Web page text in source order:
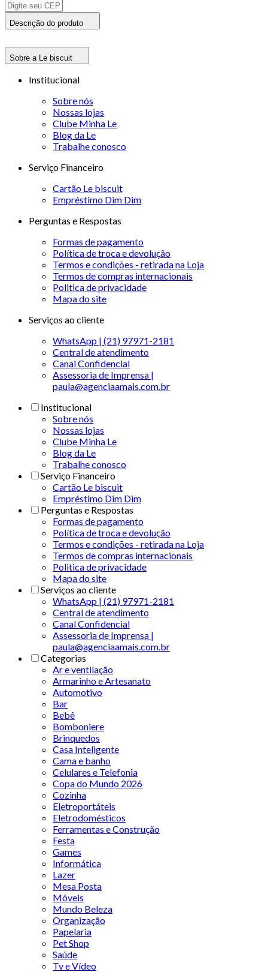
Descrição do produto
Sobre a Le biscuit
Institucional
Sobre nós
Nossas lojas
Clube Minha Le
Blog da Le
Trabalhe conosco
Serviço Financeiro
Cartão Le biscuit
Empréstimo Dim Dim
Perguntas e Respostas
Formas de pagamento
Política de troca e devolução
Termos e condições - retirada na Loja
Termos de compras internacionais
Politica de privacidade
Mapa do site
Serviços ao cliente
WhatsApp | (21) 97971-2181
Central de atendimento
Canal Confidencial
Assessoria de Imprensa |
paula@agenciaamais.com.br
Institucional
Sobre nós
Nossas lojas
Clube Minha Le
Blog da Le
Trabalhe conosco
Serviço Financeiro
Cartão Le biscuit
Empréstimo Dim Dim
Perguntas e Respostas
Formas de pagamento
Política de troca e devolução
Termos e condições - retirada na Loja
Termos de compras internacionais
Politica de privacidade
Mapa do site
Serviços ao cliente
WhatsApp | (21) 97971-2181
Central de atendimento
Canal Confidencial
Assessoria de Imprensa |
paula@agenciaamais.com.br
Categorias
Ar e ventilação
Armarinho e Artesanato
Automotivo
Bar
Bebê
Bomboniere
Brinquedos
Casa Inteligente
Cama e banho
Celulares e Telefonia
Copa do Mundo 2026
Cozinha
Eletroportáteis
Eletrodomésticos
Ferramentas e Construção
Festa
Games
Informática
Lazer
Mesa Posta
Móveis
Mundo Beleza
Organização
Papelaria
Pet Shop
Saúde
Tv e Vídeo